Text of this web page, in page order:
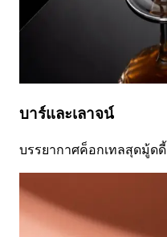
บาร์และเลาจน์
บรรยากาศค็อกเทลสุดมู้ดดี้